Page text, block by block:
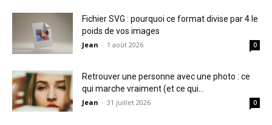
Fichier SVG : pourquoi ce format divise par 4 le
poids de vos images
Jean - 1 août 2026 0
Retrouver une personne avec une photo : ce
qui marche vraiment (et ce qui...
Jean - 31 juillet 2026 0